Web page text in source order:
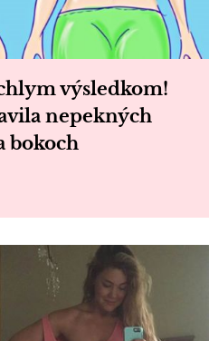
výsledkom!
nepekných
bokoch